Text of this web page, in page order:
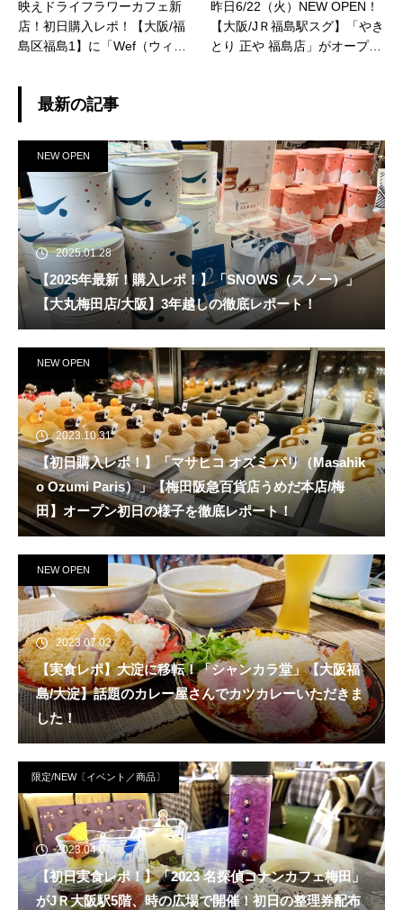
映えドライフラワーカフェ新
店！初日購入レポ！【大阪/福
島区福島1】に「Wef（ウィ
（土）新規オープン！
昨日6/22（火）NEW OPEN！
【大阪/JＲ福島駅スグ】「やき
とり 正や 福島店」がオープン
※場所は聖天通商店街です。
【JＲ福島駅・新福島駅/阪神福
島駅】
最新の記事
NEW OPEN
2025.01.28
【2025年最新！購入レポ！】「SNOWS（スノー）」
【大丸梅田店/大阪】3年越しの徹底レポート！
NEW OPEN
2023.10.31
【初日購入レポ！】「マサヒコ オズミ パリ（Masahik
o Ozumi Paris）」【梅田阪急百貨店うめだ本店/梅
田】オープン初日の様子を徹底レポート！
NEW OPEN
2023.07.02
【実食レポ】大淀に移転！「シャンカラ堂」【大阪福
島/大淀】話題のカレー屋さんでカツカレーいただきま
した！
限定/NEW〔イベント／商品〕
2023.04.07
【初日実食レポ！】「2023 名探偵コナンカフェ梅田」
がJＲ大阪駅5階、時の広場で開催！初日の整理券配布